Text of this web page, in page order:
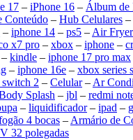
17 – iPhone 16 – Álbum de
Conteúdo – Hub Celulares –
– iphone 14 – ps5 – Air Fryer
x7 pro – xbox – iphone –
– kindle – iphone 17 pro max
– iphone 16e – xbox series s
2 – Celular– Ar
Splash – jbl – redmi
– liquidificador– ipad –
4 bocas – Armário de
32 polegadas